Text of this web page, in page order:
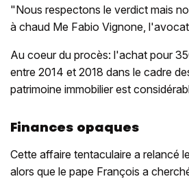
"Nous respectons le verdict mais
à chaud Me Fabio Vignone,
Au coeur du procès: l'achat pour
entre 2014 et 2018 dans le cadre
patrimoine immobilier est
Finances opaques
Cette affaire tentaculaire a relancé
alors que le pape François a